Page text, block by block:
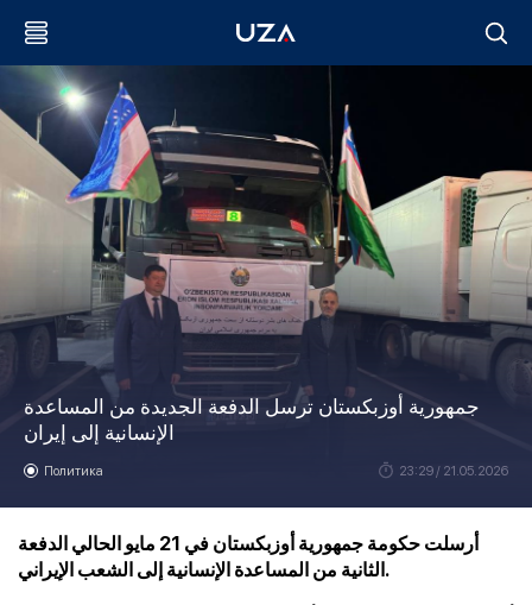
جمهورية أوزبكستان ترسل الدفعة الجديدة من المساعدة
الإنسانية إلى إيران
Политика 23:29 / 21.05.2026
أرسلت حكومة جمهورية أوزبكستان في 21 مايو الحالي الدفعة
الثانية من المساعدة الإنسانية إلى الشعب الإيراني.